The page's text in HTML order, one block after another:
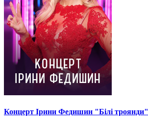
Концерт Ірини Федишин "Білі троянди"